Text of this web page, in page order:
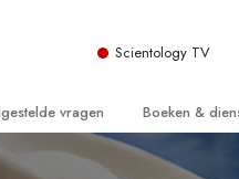
Scientology TV
Leven
vragen
en Grondbeginselen
Boeken &
Beginnersboeken Hoe men